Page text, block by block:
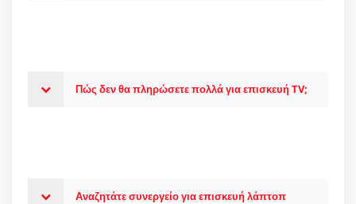
Πώς δεν θα πληρώσετε πολλά για επισκευή TV;
Αναζητάτε συνεργείο για επισκευή λάπτοπ